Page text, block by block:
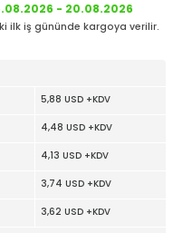
- 20.08.2026
ilk iş gününde kargoya verilir.
5,88 USD +KDV
4,48 USD +KDV
4,13 USD +KDV
3,74 USD +KDV
3,62 USD +KDV